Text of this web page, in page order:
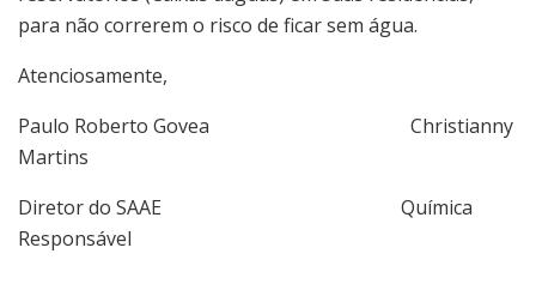
para não correrem o risco de ficar sem água.
Atenciosamente,
Paulo Roberto Govea Christianny
Martins
Diretor do SAAE Química
Responsável